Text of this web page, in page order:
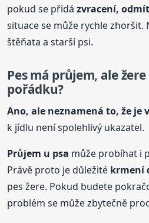
pokud se přidázvracení,
situace se může rychle zhoršit.
štěňata a starší psi.
Pes má průjem, ale
pořádku?
Ano, ale neznamená to, že je
k jídlu není spolehlivý ukazatel.
Průjem u psa může probíhat i
Právě proto je důležité krmení
pes žere. Pokud budete
problém se může zbytečně